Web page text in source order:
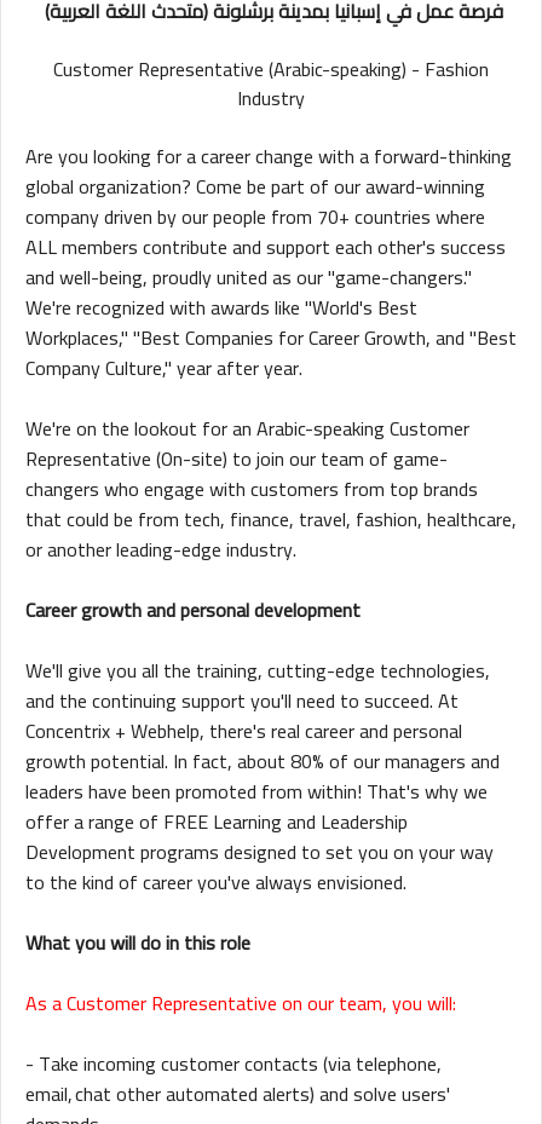
فرصة عمل في إسبانيا بمدينة برشلونة (متحدث اللغة العربية)
Customer Representative (Arabic-speaking) - Fashion
Industry
Are you looking for a career change with a forward-thinking
global organization? Come be part of our award-winning
company driven by our people from 70+ countries where
ALL members contribute and support each other's success
and well-being, proudly united as our "game-changers."
We're recognized with awards like "World's Best
Workplaces," "Best Companies for Career Growth, and "Best
Company Culture," year after year.
We're on the lookout for an Arabic-speaking Customer
Representative (On-site) to join our team of game-
changers who engage with customers from top brands
that could be from tech, finance, travel, fashion, healthcare,
or another leading-edge industry.
Career growth and personal development
We'll give you all the training, cutting-edge technologies,
and the continuing support you'll need to succeed. At
Concentrix + Webhelp, there's real career and personal
growth potential. In fact, about 80% of our managers and
leaders have been promoted from within! That's why we
offer a range of FREE Learning and Leadership
Development programs designed to set you on your way
to the kind of career you've always envisioned.
What you will do in this role
As a Customer Representative on our team, you will:
- Take incoming customer contacts (via telephone,
email, chat other automated alerts) and solve users'